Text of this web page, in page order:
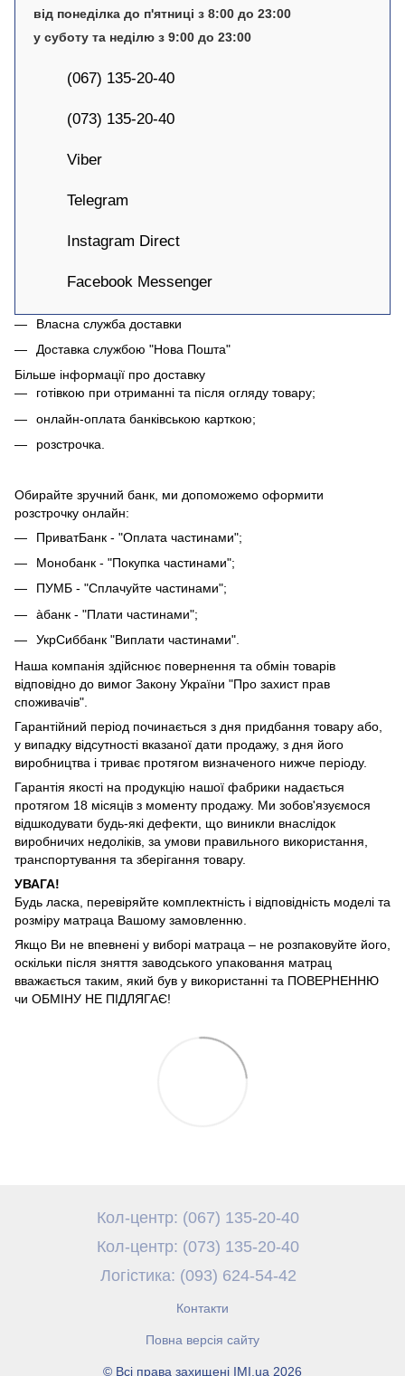
від понеділка до п'ятниці з 8:00 до 23:00
у суботу та неділю з 9:00 до 23:00
(067) 135-20-40
(073) 135-20-40
Viber
Telegram
Instagram Direct
Facebook Messenger
Власна служба доставки
Доставка службою "Нова Пошта"
Більше інформації про доставку
готівкою при отриманні та після огляду товару;
онлайн-оплата банківською карткою;
розстрочка.
Обирайте зручний банк, ми допоможемо оформити
розстрочку онлайн:
ПриватБанк - "Оплата частинами";
Монобанк - "Покупка частинами";
ПУМБ - "Сплачуйте частинами";
àбанк - "Плати частинами";
УкрСиббанк "Виплати частинами".
Наша компанія здійснює повернення та обмін товарів
відповідно до вимог Закону України "Про захист прав
споживачів".
Гарантійний період починається з дня придбання товару або,
у випадку відсутності вказаної дати продажу, з дня його
виробництва і триває протягом визначеного нижче періоду.
Гарантія якості на продукцію нашої фабрики надається
протягом 18 місяців з моменту продажу. Ми зобов'язуємося
відшкодувати будь-які дефекти, що виникли внаслідок
виробничих недоліків, за умови правильного використання,
транспортування та зберігання товару.
УВАГА!
Будь ласка, перевіряйте комплектність і відповідність моделі та
розміру матраца Вашому замовленню.
Якщо Ви не впевнені у виборі матраца – не розпаковуйте його,
оскільки після зняття заводського упаковання матрац
вважається таким, який був у використанні та ПОВЕРНЕННЮ
чи ОБМІНУ НЕ ПІДЛЯГАЄ!
Кол-центр: (067) 135-20-40
Кол-центр: (073) 135-20-40
Логістика: (093) 624-54-42
Контакти
Повна версія сайту
© Всі права захищені IMI.ua 2026